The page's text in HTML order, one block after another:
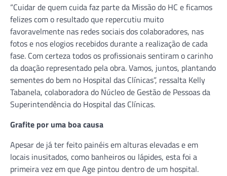
“Cuidar de quem cuida faz parte da Missão do HC e ficamos
felizes com o resultado que repercutiu muito
favoravelmente nas redes sociais dos colaboradores, nas
fotos e nos elogios recebidos durante a realização de cada
fase. Com certeza todos os profissionais sentiram o carinho
da doação representado pela obra. Vamos, juntos, plantando
sementes do bem no Hospital das Clínicas”, ressalta Kelly
Tabanela, colaboradora do Núcleo de Gestão de Pessoas da
Superintendência do Hospital das Clínicas.
Grafite por uma boa causa
Apesar de já ter feito painéis em alturas elevadas e em
locais inusitados, como banheiros ou lápides, esta foi a
primeira vez em que Age pintou dentro de um hospital.